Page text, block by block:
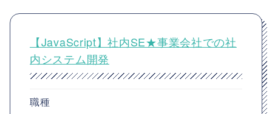
【JavaScript】社内SE★事業会社での社
内システム開発
職種